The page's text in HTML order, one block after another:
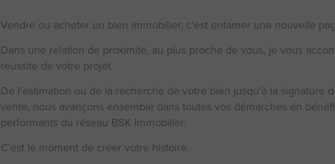
Vendre ou acheter un bien immobilier, c’est entamer une nouvelle
Dans une relation de proximité, au plus proche de vous, je vous
réussite de votre projet.
De l’estimation ou de la recherche de votre bien jusqu’à la signature
vente, nous avançons ensemble dans toutes vos démarches en
performants du réseau BSK Immobilier.
C’est le moment de créer votre histoire.